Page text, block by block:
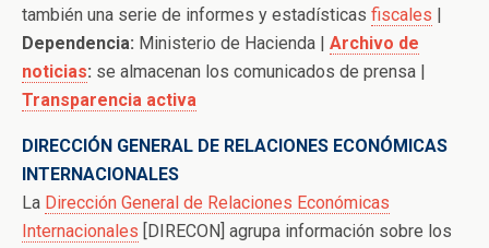
también una serie de informes y estadísticas fiscales |
Dependencia: Ministerio de Hacienda | Archivo de
noticias: se almacenan los comunicados de prensa |
Transparencia activa
DIRECCIÓN GENERAL DE RELACIONES ECONÓMICAS
INTERNACIONALES
La Dirección General de Relaciones Económicas
Internacionales [DIRECON] agrupa información sobre los